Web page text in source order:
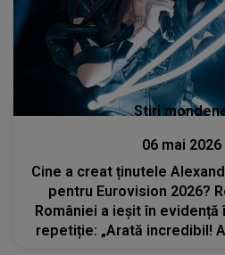
Stiri
06 mai 2026
Cine a creat ținutele
pentru Eurovision 2026?
României a ieșit în evidență
repetiție: „Arată incredibil!